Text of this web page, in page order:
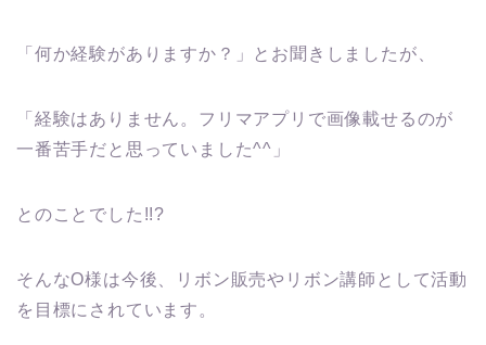
「何か経験がありますか？」とお聞きしましたが、
「経験はありません。フリマアプリで画像載せるのが
一番苦手だと思っていました^^」
とのことでした!!?
そんなO様は今後、リボン販売やリボン講師として活動
を目標にされています。